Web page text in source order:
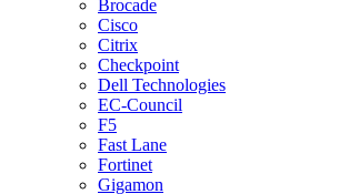
Brocade
Cisco
Citrix
Checkpoint
Dell Technologies
EC-Council
F5
Fast Lane
Fortinet
Gigamon